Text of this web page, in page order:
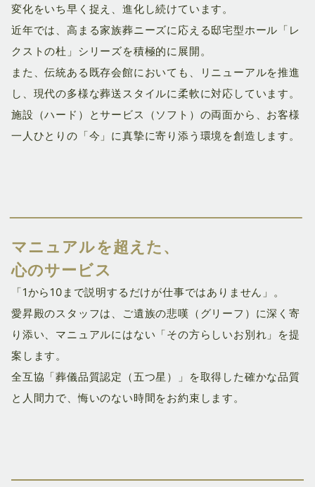
変化をいち早く捉え、進化し続けています。
近年では、高まる家族葬ニーズに応える邸宅型ホール「レ
クストの杜」シリーズを積極的に展開。
また、伝統ある既存会館においても、リニューアルを推進
し、現代の多様な葬送スタイルに柔軟に対応しています。
施設（ハード）とサービス（ソフト）の両面から、お客様
一人ひとりの「今」に真摯に寄り添う環境を創造します。
マニュアルを超えた、
心のサービス
「1から10まで説明するだけが仕事ではありません」。
愛昇殿のスタッフは、ご遺族の悲嘆（グリーフ）に深く寄
り添い、マニュアルにはない「その方らしいお別れ」を提
案します。
全互協「葬儀品質認定（五つ星）」を取得した確かな品質
と人間力で、悔いのない時間をお約束します。